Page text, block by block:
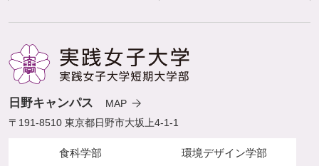
日野キャンパス
MAP
〒191-8510 東京都日野市大坂上4-1-1
食科学部 環境デザイン学部